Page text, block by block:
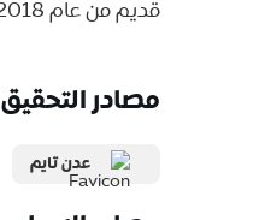
قديم من عام 2018 لانفجار سيارتين مفخختين في مدينة عدن.
مصادر التحقيق
عدن تايم